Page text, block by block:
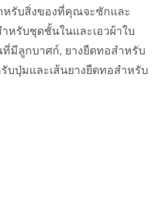
หรับสิ่งของที่คุณจะซักและ
หรับชุดชั้นในและเอวผ้าใบ
มีลูกบาศก์, ยางยืดทอสำหรับ
บปุ่มและเส้นยางยืดทอสำหรับ